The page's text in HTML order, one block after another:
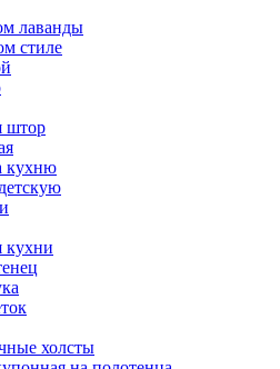
лаванды
стиле
штор
кухню
кухни
холсты